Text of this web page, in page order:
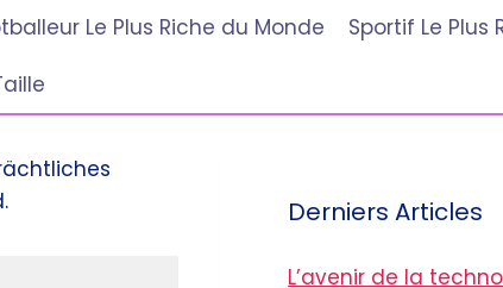
Le Plus Riche du Monde Sportif Le Plus
Derniers Articles
L’avenir de la